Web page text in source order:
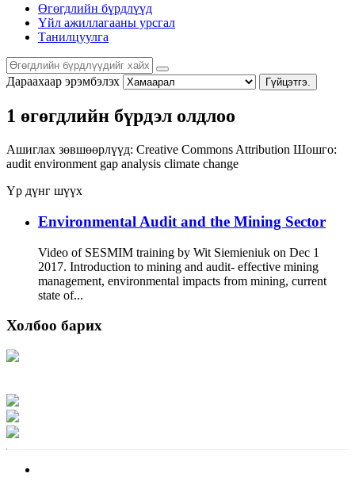
Өгөгдлийн бүрдлүүд
Үйл ажиллагааны урсгал
Танилцуулга
Дараахаар эрэмбэлэх Гүйцэтгэ.
1 өгөгдлийн бүрдэл олдлоо
Ашиглах зөвшөөрлүүд: Creative Commons Attribution Шошго:
audit environment gap analysis climate change
Үр дүнг шүүх
Environmental Audit and the Mining Sector
Video of SESMIM training by Wit Siemieniuk on Dec 1
2017. Introduction to mining and audit- effective mining
management, environmental impacts from mining, current
state of...
Холбоо барих